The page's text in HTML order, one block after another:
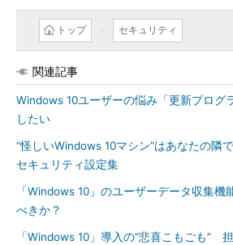
トップ セキュリティ
関連記事
Windows 10ユーザーの悩み「更新プログ
したい
“怪しいWindows 10マシン”はあなたの
セキュリティ設定集
「Windows 10」のユーザーデータ収集機
べきか？
「Windows 10」導入の“悲喜こもごも”